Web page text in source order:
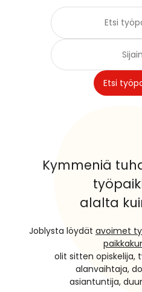
Kymmeniä
alalta
Joblysta löydät avoimet
olit sitten opiskelija,
alanvaihtaja,
asiantuntija,